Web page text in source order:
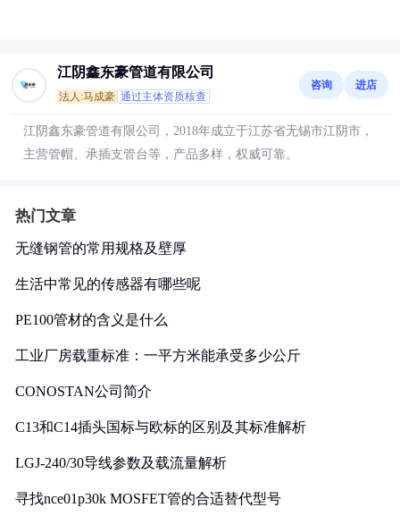
江阴鑫东豪管道有限公司
法人:马成豪 通过主体资质核查
咨询 进店
江阴鑫东豪管道有限公司，2018年成立于江苏省无锡市江阴市，
主营管帽、承插支管台等，产品多样，权威可靠。
热门文章
无缝钢管的常用规格及壁厚
生活中常见的传感器有哪些呢
PE100管材的含义是什么
工业厂房载重标准：一平方米能承受多少公斤
CONOSTAN公司简介
C13和C14插头国标与欧标的区别及其标准解析
LGJ-240/30导线参数及载流量解析
寻找nce01p30k MOSFET管的合适替代型号